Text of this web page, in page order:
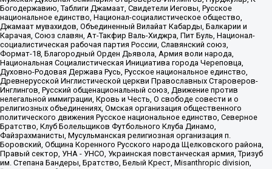
Богодержавию, Таблиги Джамаат, Свидетели Иеговы, Русское
национальное единство, Национал-социалистическое общество,
Джамаат мувахидов, Объединенный Вилайат Кабарды, Балкарии и
Карачая, Союз славян, Ат-Такфир Валь-Хиджра, Пит Буль, Национал-
социалистическая рабочая партия России, Славянский союз,
Формат-18, Благородный Орден Дьявола, Армия воли народа,
Национальная Социалистическая Инициатива города Череповца,
Духовно-Родовая Держава Русь, Русское национальное единство,
Древнерусской Инглистической церкви Православных Староверов-
Инглингов, Русский общенациональный союз, Движение против
нелегальной иммиграции, Кровь и Честь, О свободе совести и о
религиозных объединениях, Омская организация общественного
политического движения Русское национальное единство, Северное
Братство, Клуб Болельщиков Футбольного Клуба Динамо,
Файзрахманисты, Мусульманская религиозная организация п.
Боровский, Община Коренного Русского народа Щелковского района,
Правый сектор, УНА - УНСО, Украинская повстанческая армия, Тризуб
им. Степана Бандеры, Братство, Белый Крест, Misanthropic division,